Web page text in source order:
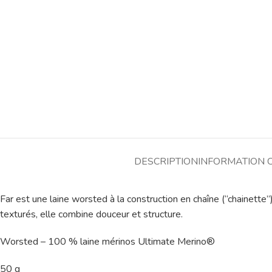
DESCRIPTIONINFORMATION
Far est une laine worsted à la construction en chaîne
texturés, elle combine douceur et structure.
Worsted – 100 % laine mérinos Ultimate Merino®
50 g